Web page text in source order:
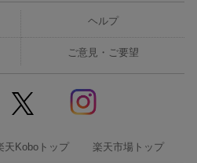
ヘルプ
ご意見・ご要望
天Koboトップ 楽天市場トップ